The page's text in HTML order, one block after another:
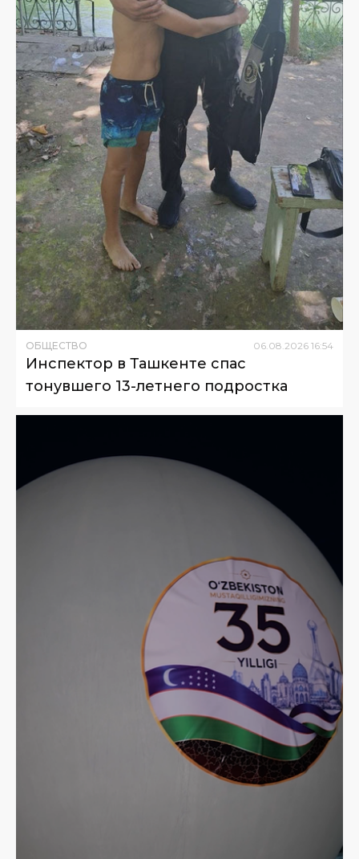
ОБЩЕСТВО 06.08.2026 16:54
Инспектор в Ташкенте спас
тонувшего 13-летнего подростка